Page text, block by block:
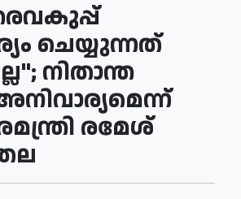
ചെയ്യുന്നത്
നിതാന്ത
രമേശ്